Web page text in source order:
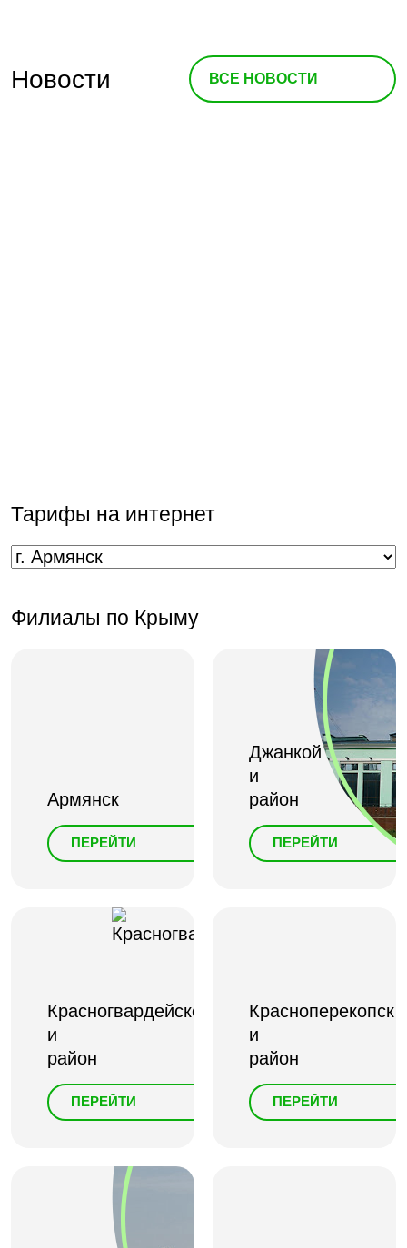
Новости ВСЕ НОВОСТИ
Тарифы на интернет
Филиалы по Крыму
Армянск
ПЕРЕЙТИ
Джанкой
и
район
ПЕРЕЙТИ
Красногвардейское
и
район
ПЕРЕЙТИ
Красноперекопск
и
район
ПЕРЕЙТИ